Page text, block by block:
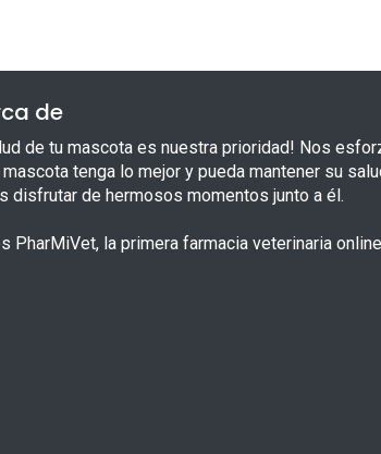
de
de tu mascota es nuestra prioridad! Nos
tenga lo mejor y pueda mantener su
disfrutar de hermosos momentos junto a él.
PharMiVet, la primera farmacia veterinaria